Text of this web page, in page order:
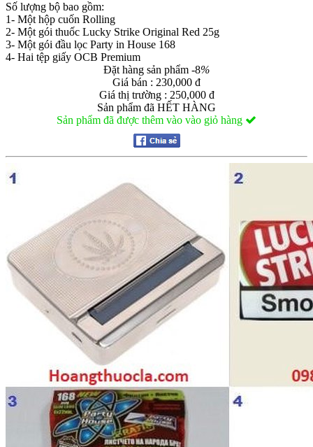
Số lượng bộ bao gồm:
1- Một hộp cuốn Rolling
2- Một gói thuốc Lucky Strike Original Red 25g
3- Một gói đầu lọc Party in House 168
4- Hai tệp giấy OCB Premium
Đặt hàng sản phẩm -8%
Giá bán : 230,000 đ
Giá thị trường : 250,000 đ
Sản phẩm đã HẾT HÀNG
Sản phẩm đã được thêm vào vào giỏ hàng